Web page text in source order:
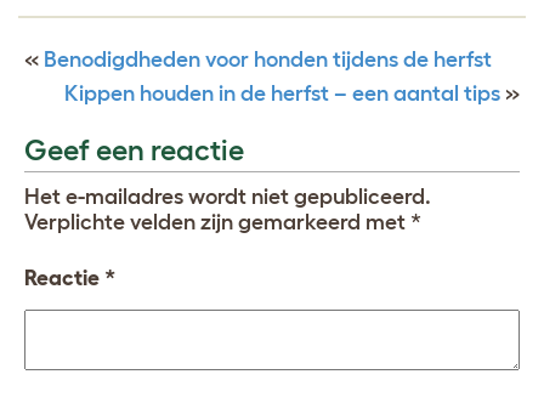
« Benodigdheden voor honden tijdens de herfst
Kippen houden in de herfst – een aantal tips »
Geef een reactie
Het e-mailadres wordt niet gepubliceerd.
Verplichte velden zijn gemarkeerd met *
Reactie *